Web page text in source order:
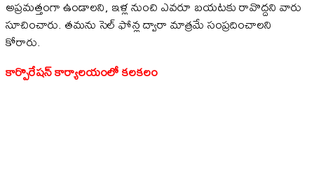
అప్రమత్తంగా ఉండాలని, ఇళ్ల నుంచి ఎవరూ బయటకు రావొద్దని వారు
సూచించారు. తమను సెల్ ఫోన్ల ద్వారా మాత్రమే సంప్రదించాలని
కోరారు.
కార్పొరేషన్ కార్యాలయంలో కలకలం